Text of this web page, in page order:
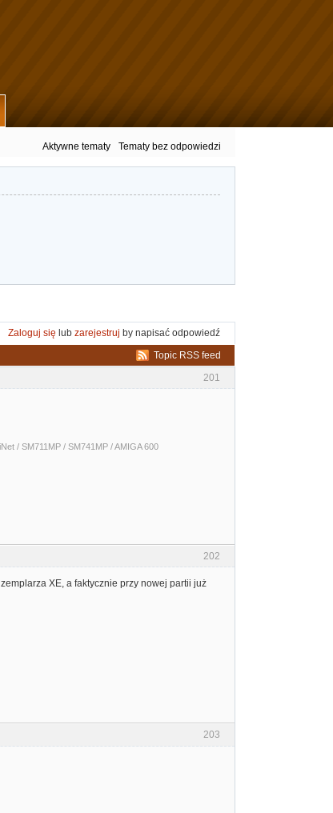
Aktywne tematy Tematy bez odpowiedzi
Zaloguj się lub zarejestruj by napisać odpowiedź
Topic RSS feed
201
/ SM711MP / SM741MP / AMIGA 600
202
XE, a faktycznie przy nowej partii już
203